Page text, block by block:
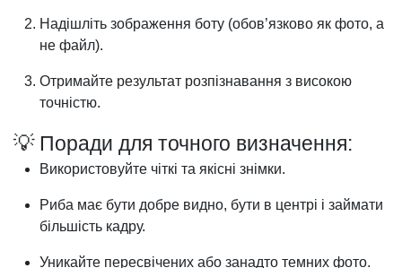
Надішліть зображення боту (обов’язково як фото, а
не файл).
Отримайте результат розпізнавання з високою
точністю.
💡 Поради для точного визначення:
Використовуйте чіткі та якісні знімки.
Риба має бути добре видно, бути в центрі і займати
більшість кадру.
Уникайте пересвічених або занадто темних фото.